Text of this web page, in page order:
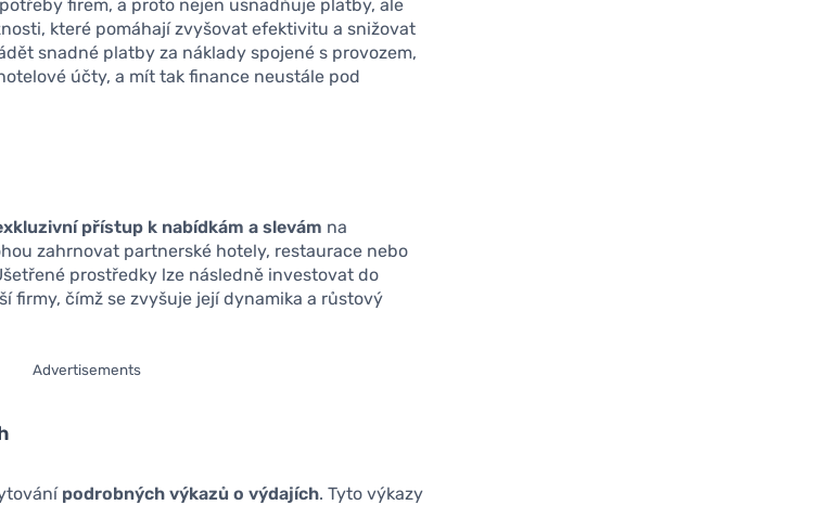
firem, a proto nejen usnadňuje platby, ale
které pomáhají zvyšovat efektivitu a snižovat
snadné platby za náklady spojené s provozem,
účty, a mít tak finance neustále pod
přístup k nabídkám a slevám na
zahrnovat partnerské hotely, restaurace nebo
prostředky lze následně investovat do
firmy, čímž se zvyšuje její dynamika a růstový
Advertisements
podrobných výkazů o výdajích. Tyto výkazy